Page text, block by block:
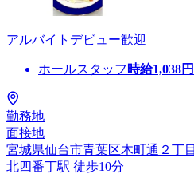
アルバイトデビュー歓迎
ホールスタッフ 時給1,038
勤務地
面接地
宮城県仙台市青葉区木町通２丁
北四番丁駅 徒歩10分